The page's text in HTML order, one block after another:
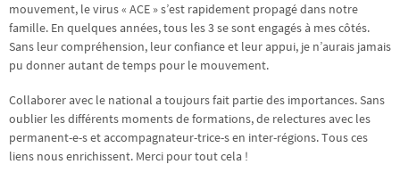
mouvement, le virus « ACE » s’est rapidement propagé dans notre
famille. En quelques années, tous les 3 se sont engagés à mes côtés.
Sans leur compréhension, leur confiance et leur appui, je n’aurais jamais
pu donner autant de temps pour le mouvement.
Collaborer avec le national a toujours fait partie des importances. Sans
oublier les différents moments de formations, de relectures avec les
permanent-e-s et accompagnateur-trice-s en inter-régions. Tous ces
liens nous enrichissent. Merci pour tout cela !